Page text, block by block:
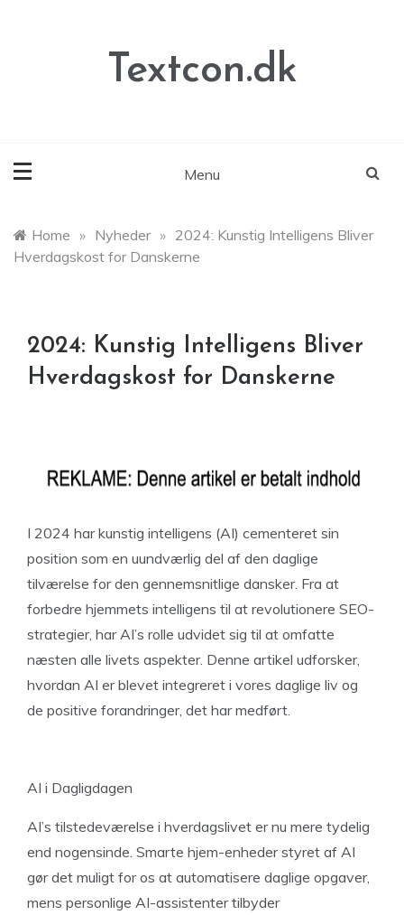
Textcon.dk
Menu
Home » Nyheder » 2024: Kunstig Intelligens Bliver
Hverdagskost for Danskerne
2024: Kunstig Intelligens Bliver
Hverdagskost for Danskerne
I 2024 har kunstig intelligens (AI) cementeret sin
position som en uundværlig del af den daglige
tilværelse for den gennemsnitlige dansker. Fra at
forbedre hjemmets intelligens til at revolutionere SEO-
strategier, har AI’s rolle udvidet sig til at omfatte
næsten alle livets aspekter. Denne artikel udforsker,
hvordan AI er blevet integreret i vores daglige liv og
de positive forandringer, det har medført.
AI i Dagligdagen
AI’s tilstedeværelse i hverdagslivet er nu mere tydelig
end nogensinde. Smarte hjem-enheder styret af AI
gør det muligt for os at automatisere daglige opgaver,
mens personlige AI-assistenter tilbyder